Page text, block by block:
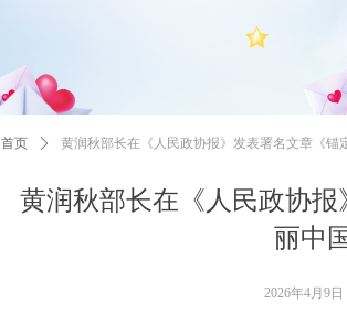
黄润秋部长在《人民政协
丽中
首页 ꄲ 黄润秋部长在《人民政协报》发表署名文章《锚
2026年4月9日